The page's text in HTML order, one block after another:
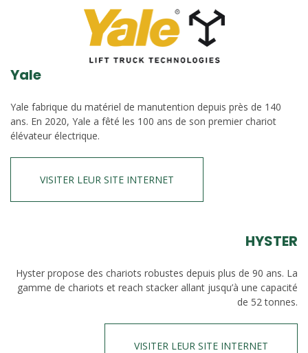
Yale
Yale fabrique du matériel de manutention depuis près de 140
ans. En 2020, Yale a fêté les 100 ans de son premier chariot
élévateur électrique.
VISITER LEUR SITE INTERNET
HYSTER
Hyster propose des chariots robustes depuis plus de 90 ans. La
gamme de chariots et reach stacker allant jusqu’à une capacité
de 52 tonnes.
VISITER LEUR SITE INTERNET